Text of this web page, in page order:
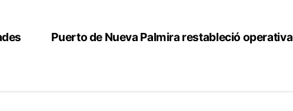
Puerto de Nueva Palmira restableció operativa